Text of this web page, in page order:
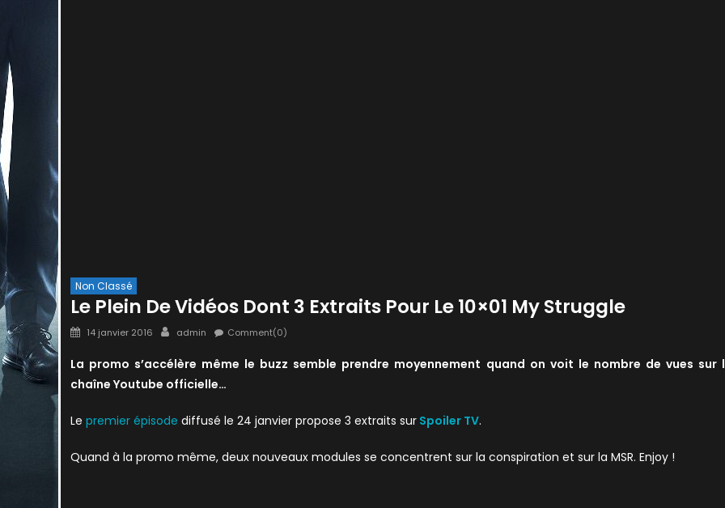
Non Classé
Le Plein De Vidéos Dont 3 Extraits Pour Le 10×01 My Struggle
Posted
14 janvier 2016 Author
admin Comment(0)
La promo s’accélère même le buzz semble prendre moyennement quand on voit le nombre de vues sur
chaîne Youtube officielle…
Le premier épisode diffusé le 24 janvier propose 3 extraits sur Spoiler TV.
Quand à la promo même, deux nouveaux modules se concentrent sur la conspiration et sur la MSR. Enjoy !